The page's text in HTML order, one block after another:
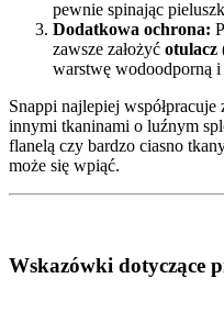
pewnie spinając
Dodatkowa ochrona:
zawsze założyć otulacz
warstwę wodoodporną
Snappi najlepiej
innymi tkaninami o luźnym
flanelą czy bardzo ciasno
może się wpiąć.
Wskazówki dotyczące